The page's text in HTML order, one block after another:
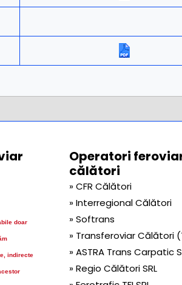
doar
indirecte
Operatori
călători
» CFR Călători
» Interregional Călători
» Softrans
» Transferoviar Călători
» ASTRA Trans Carpatic
» Regio Călători SRL